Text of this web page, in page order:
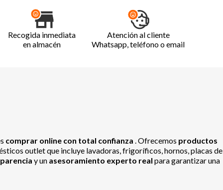
Recogida inmediata
en almacén
Atención al cliente
Whatsapp, teléfono o email
comprar online con total confianza . Ofrecemos productos
outlet que incluye lavadoras, frigoríficos, hornos, placas de
y un asesoramiento experto real para garantizar una